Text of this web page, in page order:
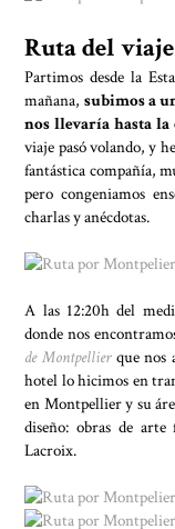
Ruta del viaje
Partimos desde la
mañana, subimos a
nos llevaría hasta
viaje pasó volando, y
fantástica compañía,
pero congeniamos
charlas y anécdotas.
A las 12:20h del
donde nos
de Montpellierque nos
hotel lo hicimos en
en Montpellier y su
diseño: obras de
Lacroix.